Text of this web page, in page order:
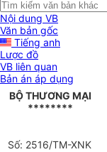
Nội dung VB
Văn bản gốc
Tiếng anh
Lược đồ
VB liên quan
Bản án áp dụng
BỘ THƯƠNG MẠI
********
Số: 2516/TM-XNK